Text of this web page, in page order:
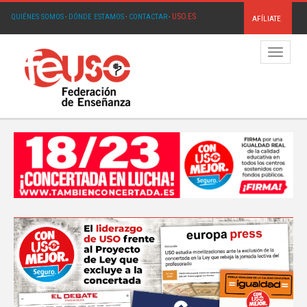
QUIÉNES SOMOS· DÓNDE ESTAMOS· CONTACTAR· USO.ES AFÍLIATE
Menú